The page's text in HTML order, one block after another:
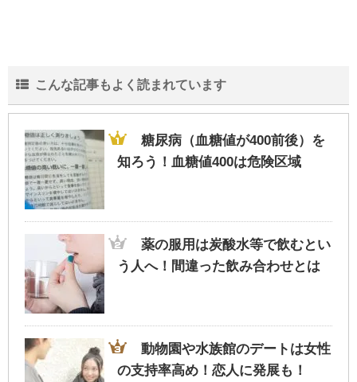
こんな記事もよく読まれています
糖尿病（血糖値が400前後）を
知ろう！血糖値400は危険区域
薬の服用は炭酸水等で飲むとい
う人へ！間違った飲み合わせとは
動物園や水族館のデートは女性
の支持率高め！恋人に発展も！